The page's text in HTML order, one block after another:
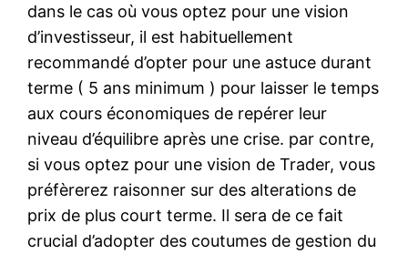
dans le cas où vous optez pour une vision
d’investisseur, il est habituellement
recommandé d’opter pour une astuce durant
terme ( 5 ans minimum ) pour laisser le temps
aux cours économiques de repérer leur
niveau d’équilibre après une crise. par contre,
si vous optez pour une vision de Trader, vous
préfèrerez raisonner sur des alterations de
prix de plus court terme. Il sera de ce fait
crucial d’adopter des coutumes de gestion du